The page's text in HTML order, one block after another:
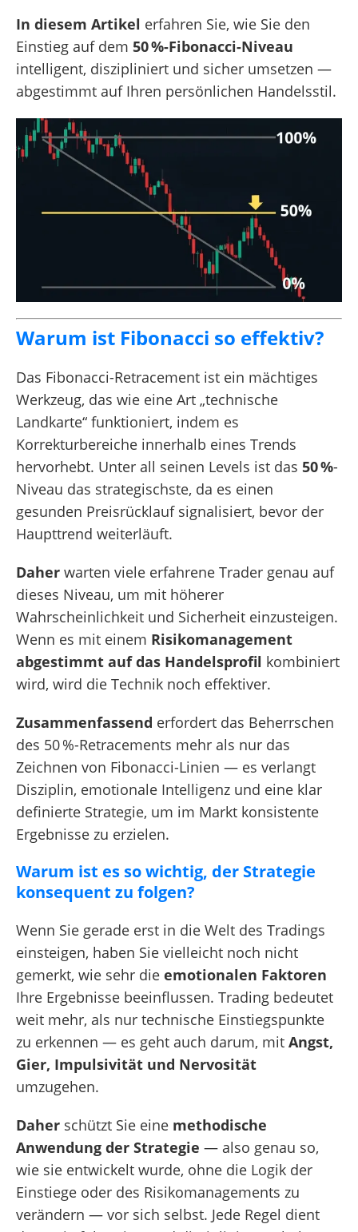
In diesem Artikel erfahren Sie, wie Sie den
Einstieg auf dem 50 %-Fibonacci-Niveau
intelligent, diszipliniert und sicher umsetzen —
abgestimmt auf Ihren persönlichen Handelsstil.
Warum ist Fibonacci so effektiv?
Das Fibonacci-Retracement ist ein mächtiges
Werkzeug, das wie eine Art „technische
Landkarte“ funktioniert, indem es
Korrekturbereiche innerhalb eines Trends
hervorhebt. Unter all seinen Levels ist das 50 %-
Niveau das strategischste, da es einen
gesunden Preisrücklauf signalisiert, bevor der
Haupttrend weiterläuft.
Daher warten viele erfahrene Trader genau auf
dieses Niveau, um mit höherer
Wahrscheinlichkeit und Sicherheit einzusteigen.
Wenn es mit einem Risikomanagement
abgestimmt auf das Handelsprofil kombiniert
wird, wird die Technik noch effektiver.
Zusammenfassend erfordert das Beherrschen
des 50 %-Retracements mehr als nur das
Zeichnen von Fibonacci-Linien — es verlangt
Disziplin, emotionale Intelligenz und eine klar
definierte Strategie, um im Markt konsistente
Ergebnisse zu erzielen.
Warum ist es so wichtig, der Strategie
konsequent zu folgen?
Wenn Sie gerade erst in die Welt des Tradings
einsteigen, haben Sie vielleicht noch nicht
gemerkt, wie sehr die emotionalen Faktoren
Ihre Ergebnisse beeinflussen. Trading bedeutet
weit mehr, als nur technische Einstiegspunkte
zu erkennen — es geht auch darum, mit Angst,
Gier, Impulsivität und Nervosität
umzugehen.
Daher schützt Sie eine methodische
Anwendung der Strategie — also genau so,
wie sie entwickelt wurde, ohne die Logik der
Einstiege oder des Risikomanagements zu
verändern — vor sich selbst. Jede Regel dient